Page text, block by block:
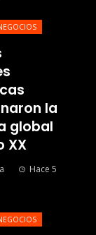
la
global
XX
Hace 5